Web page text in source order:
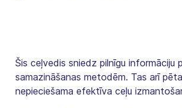
Šis ceļvedis sniedz pilnīgu informāciju
samazināšanas metodēm. Tas arī
nepieciešama efektīva ceļu